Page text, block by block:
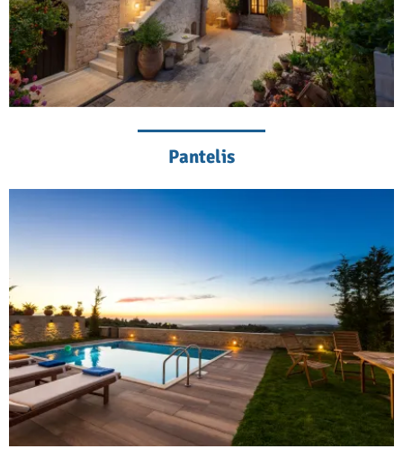
Pantelis